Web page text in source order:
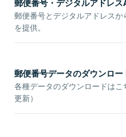
郵便番号・デジタルアドレス
郵便番号とデジタルアドレス
を提供。
郵便番号データのダウンロー
各種データのダウンロードは
更新）